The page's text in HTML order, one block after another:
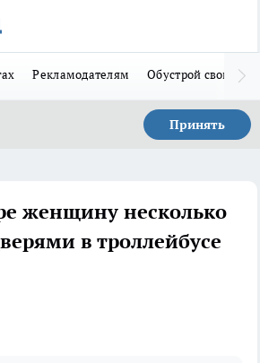
Рекламодателям Обустрой свой дом
Принять
женщину несколько
в троллейбусе